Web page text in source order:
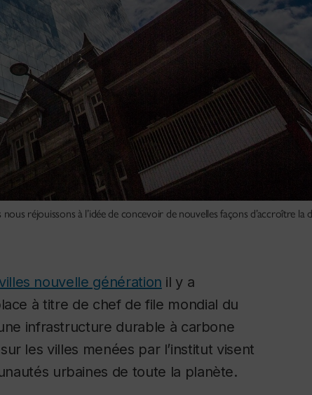
réjouissons à l’idée de concevoir de nouvelles façons d’accroître la
nouvelle génération il y a
à titre de chef de file mondial du
infrastructure durable à carbone
les villes menées par l’institut visent
urbaines de toute la planète.